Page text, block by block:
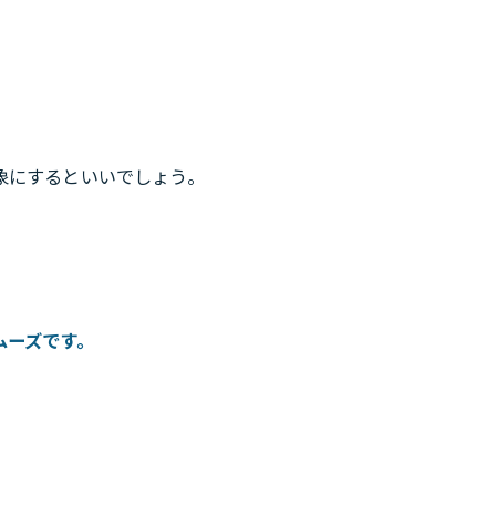
するといいでしょう。
ズです。